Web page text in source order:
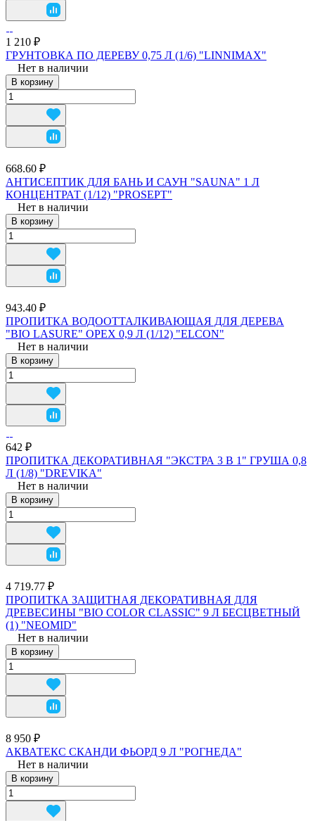
1 210 ₽
ГРУНТОВКА ПО ДЕРЕВУ 0,75 Л (1/6) "LINNIMAX"
Нет в наличии
В корзину
668.60 ₽
АНТИСЕПТИК ДЛЯ БАНЬ И САУН "SAUNA" 1 Л
КОНЦЕНТРАТ (1/12) "PROSEPT"
Нет в наличии
В корзину
943.40 ₽
ПРОПИТКА ВОДООТТАЛКИВАЮЩАЯ ДЛЯ ДЕРЕВА
"BIO LASURE" ОРЕХ 0,9 Л (1/12) "ELCON"
Нет в наличии
В корзину
642 ₽
ПРОПИТКА ДЕКОРАТИВНАЯ "ЭКСТРА 3 В 1" ГРУША 0,8
Л (1/8) "DREVIKA"
Нет в наличии
В корзину
4 719.77 ₽
ПРОПИТКА ЗАЩИТНАЯ ДЕКОРАТИВНАЯ ДЛЯ
ДРЕВЕСИНЫ "BIO COLOR CLASSIC" 9 Л БЕСЦВЕТНЫЙ
(1) "NEOMID"
Нет в наличии
В корзину
8 950 ₽
АКВАТЕКС СКАНДИ ФЬОРД 9 Л "РОГНЕДА"
Нет в наличии
В корзину